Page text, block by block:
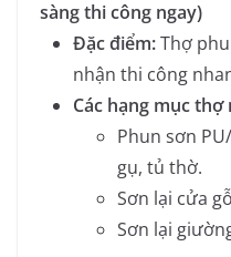
sàng thi công ngay)
Đặc điểm:Thợ
nhận thi công
Các hạng mục thợ
Phun sơn
gụ, tủ thờ.
Sơn lại cửa
Sơn lại